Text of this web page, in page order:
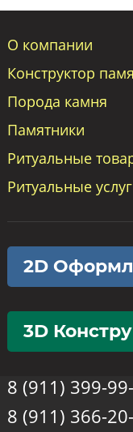
О компании
Конструктор
Порода камня
Памятники
Ритуальные
Ритуальные
2D
3D
8 (911) 399-
8 (911) 366-